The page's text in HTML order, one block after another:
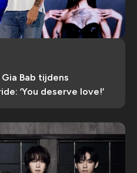
Bab tijdens
‘You deserve love!’